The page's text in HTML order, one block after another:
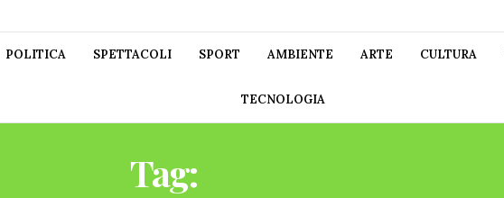
POLITICA SPETTACOLI SPORT AMBIENTE ARTE CULTURA
TECNOLOGIA
Tag: